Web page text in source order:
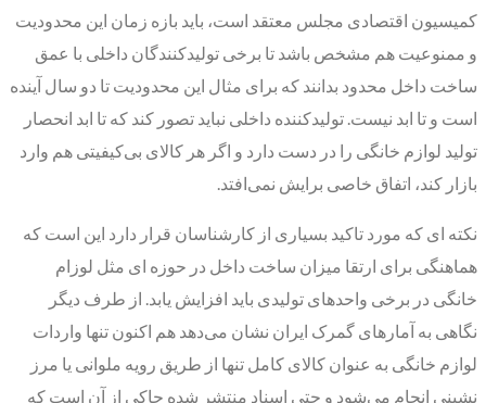
کمیسیون اقتصادی مجلس معتقد است، باید بازه زمان این محدودیت
و ممنوعیت هم مشخص باشد تا برخی تولیدکنندگان داخلی با عمق
ساخت داخل محدود بدانند که برای مثال این محدودیت تا دو سال آینده
است و تا ابد نیست. تولیدکننده داخلی نباید تصور کند که تا ابد انحصار
تولید لوازم خانگی را در دست دارد و اگر هر کالای بی‌کیفیتی هم وارد
بازار کند، اتفاق خاصی برایش نمی‌افتد.
نکته ای که مورد تاکید بسیاری از کارشناسان قرار دارد این است که
هماهنگی برای ارتقا میزان ساخت داخل در حوزه ای مثل لوزام
خانگی در برخی واحدهای تولیدی باید افزایش یابد. از طرف دیگر
نگاهی به آمارهای گمرک ایران نشان می‌دهد هم اکنون تنها واردات
لوازم خانگی به عنوان کالای کامل تنها از طریق رویه ملوانی یا مرز
نشینی انجام می‌شود و حتی اسناد منتشر شده حاکی از آن است که